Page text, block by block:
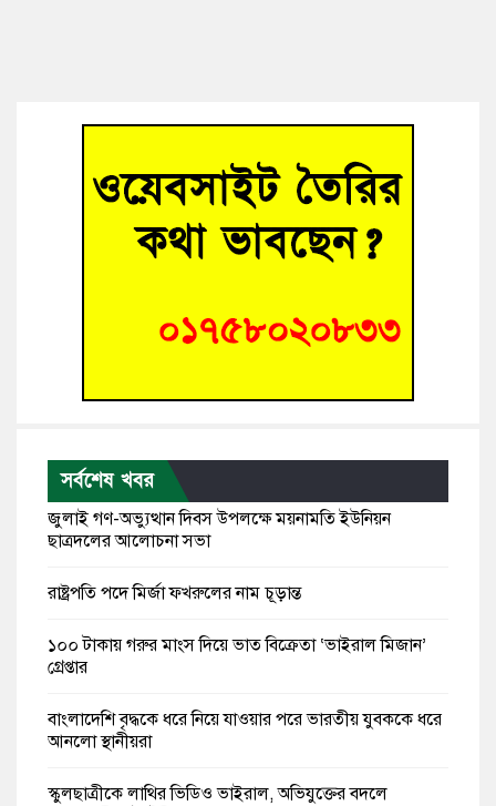
সর্বশেষ খবর
জুলাই গণ-অভ্যুত্থান দিবস উপলক্ষে ময়নামতি ইউনিয়ন
ছাত্রদলের আলোচনা সভা
রাষ্ট্রপতি পদে মির্জা ফখরুলের নাম চূড়ান্ত
১০০ টাকায় গরুর মাংস দিয়ে ভাত বিক্রেতা ‘ভাইরাল মিজান’
গ্রেপ্তার
বাংলাদেশি বৃদ্ধকে ধরে নিয়ে যাওয়ার পরে ভারতীয় যুবককে ধরে
আনলো স্থানীয়রা
স্কুলছাত্রীকে লাথির ভিডিও ভাইরাল, অভিযুক্তের বদলে